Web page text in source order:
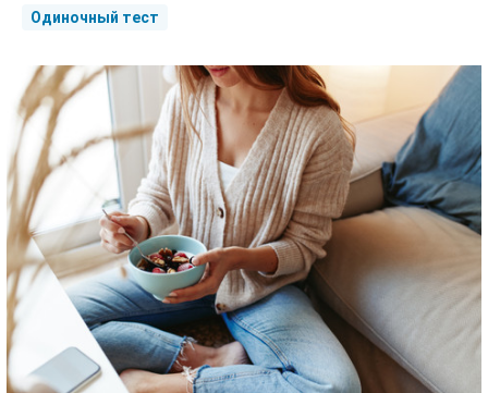
Одиночный тест
Aktueller
Lagerbestand: